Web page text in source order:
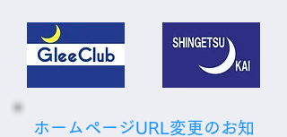
ホームページURL変更のお知